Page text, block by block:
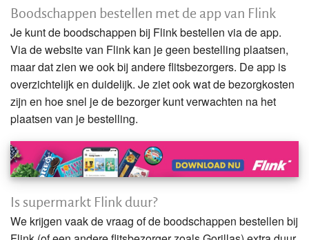
Boodschappen bestellen met de app van Flink
Je kunt de boodschappen bij Flink bestellen via de app.
Via de website van Flink kan je geen bestelling plaatsen,
maar dat zien we ook bij andere flitsbezorgers. De app is
overzichtelijk en duidelijk. Je ziet ook wat de bezorgkosten
zijn en hoe snel je de bezorger kunt verwachten na het
plaatsen van je bestelling.
Is supermarkt Flink duur?
We krijgen vaak de vraag of de boodschappen bestellen bij